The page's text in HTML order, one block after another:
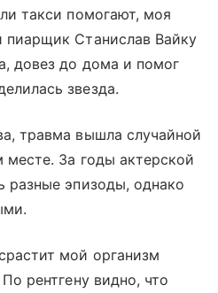
такси помогают, моя
пиарщик Станислав Вайку
довез до дома и помог
звезда.
травма вышла случайной
За годы актерской
разные эпизоды, однако
мой организм
рентгену видно, что